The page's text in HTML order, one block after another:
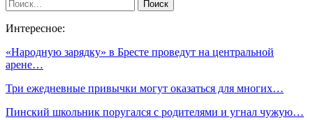
Интересное:
«Народную зарядку» в Бресте проведут на центральной
арене…
Три ежедневные привычки могут оказаться для многих…
Пинский школьник поругался с родителями и угнал чужую…